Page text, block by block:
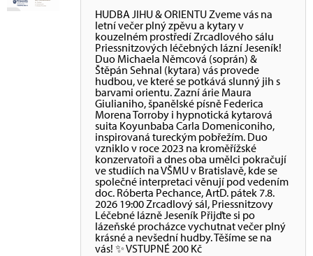
HUDBA JIHU & ORIENTU Zveme vás na
letní večer plný zpěvu a kytary v
kouzelném prostředí Zrcadlového sálu
Priessnitzových léčebných lázní Jeseník!
Duo Michaela Němcová (soprán) &
Štěpán Sehnal (kytara) vás provede
hudbou, ve které se potkává slunný jih s
barvami orientu. Zazní árie Maura
Giulianiho, španělské písně Federica
Morena Torroby i hypnotická kytarová
suita Koyunbaba Carla Domeniconiho,
inspirovaná tureckým pobřežím. Duo
vzniklo v roce 2023 na kroměřížské
konzervatoři a dnes oba umělci pokračují
ve studiích na VŠMU v Bratislavě, kde se
společné interpretaci věnují pod vedením
doc. Róberta Pechance, ArtD. pátek 7.8.
2026 19:00 Zrcadlový sál, Priessnitzovy
Léčebné lázně Jeseník Přijďte si po
lázeňské procházce vychutnat večer plný
krásné a nevšední hudby. Těšíme se na
vás! ✨ VSTUPNÉ 200 Kč